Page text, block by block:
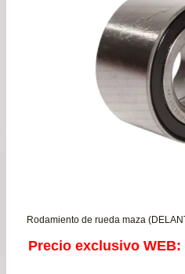
Precio exclusivo WEB: